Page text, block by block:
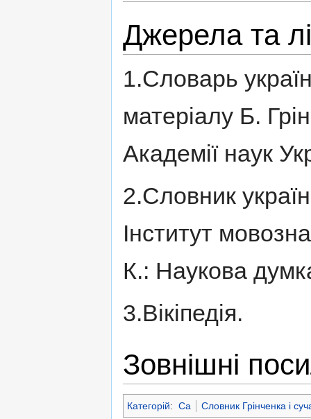
Джерела та
1.Словарь
матеріалу Б.
Академії наук
2.Словник
Інститут
К.: Наукова
3.Вікіпедія.
Зовнішні
Категорій: Са Словник Грінченка і